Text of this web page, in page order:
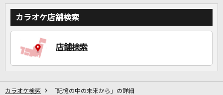
カラオケ店舗検索
店舗検索
カラオケ検索 「記憶の中の未来から」の詳細